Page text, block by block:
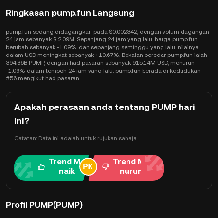
Ringkasan pump.fun Langsung
pump.fun sedang didagangkan pada $0.002342, dengan volum dagangan
24 jam sebanyak $ 2.09M. Sepanjang 24 jam yang lalu, harga pump.fun
berubah sebanyak -1.09%, dan sepanjang seminggu yang lalu, nilainya
dalam USD meningkat sebanyak +10.67%. Bekalan beredar pump.fun ialah
394.36B PUMP, dengan had pasaran sebanyak 915.14M USD, menurun
-1.09% dalam tempoh 24 jam yang lalu. pump.fun berada di kedudukan
#56 mengikut had pasaran.
Apakah perasaan anda tentang PUMP hari
ini?
Catatan: Data ini adalah untuk rujukan sahaja.
Trend Me
naik
Trend Me
nurun
Profil PUMP(PUMP)